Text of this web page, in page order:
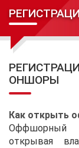
ОНШОРЫ
Как открыть
Оффшорный
открывая